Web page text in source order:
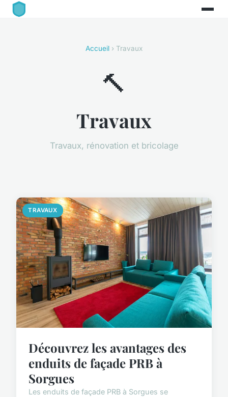
Accueil › Travaux
🔨
Travaux
Travaux, rénovation et bricolage
TRAVAUX
Découvrez les avantages des
enduits de façade PRB à
Sorgues
Les enduits de façade PRB à Sorgues se